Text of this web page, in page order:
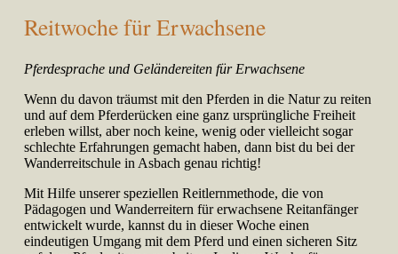
Reitwoche für Erwachsene
Pferdesprache und Geländereiten für Erwachsene
Wenn du davon träumst mit den Pferden in die Natur zu reiten
und auf dem Pferderücken eine ganz ursprüngliche Freiheit
erleben willst, aber noch keine, wenig oder vielleicht sogar
schlechte Erfahrungen gemacht haben, dann bist du bei der
Wanderreitschule in Asbach genau richtig!
Mit Hilfe unserer speziellen Reitlernmethode, die von
Pädagogen und Wanderreitern für erwachsene Reitanfänger
entwickelt wurde, kannst du in dieser Woche einen
eindeutigen Umgang mit dem Pferd und einen sicheren Sitz